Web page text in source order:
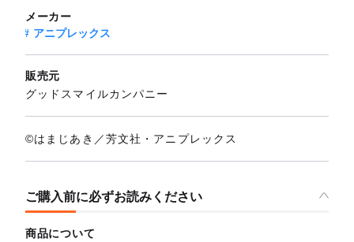
メーカー
アニプレックス
販売元
グッドスマイルカンパニー
©はまじあき／芳文社・アニプレックス
ご購入前に必ずお読みください
商品について